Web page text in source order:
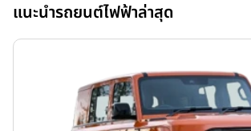
แนะนำรถยนต์ไฟฟ้าล่าสุด